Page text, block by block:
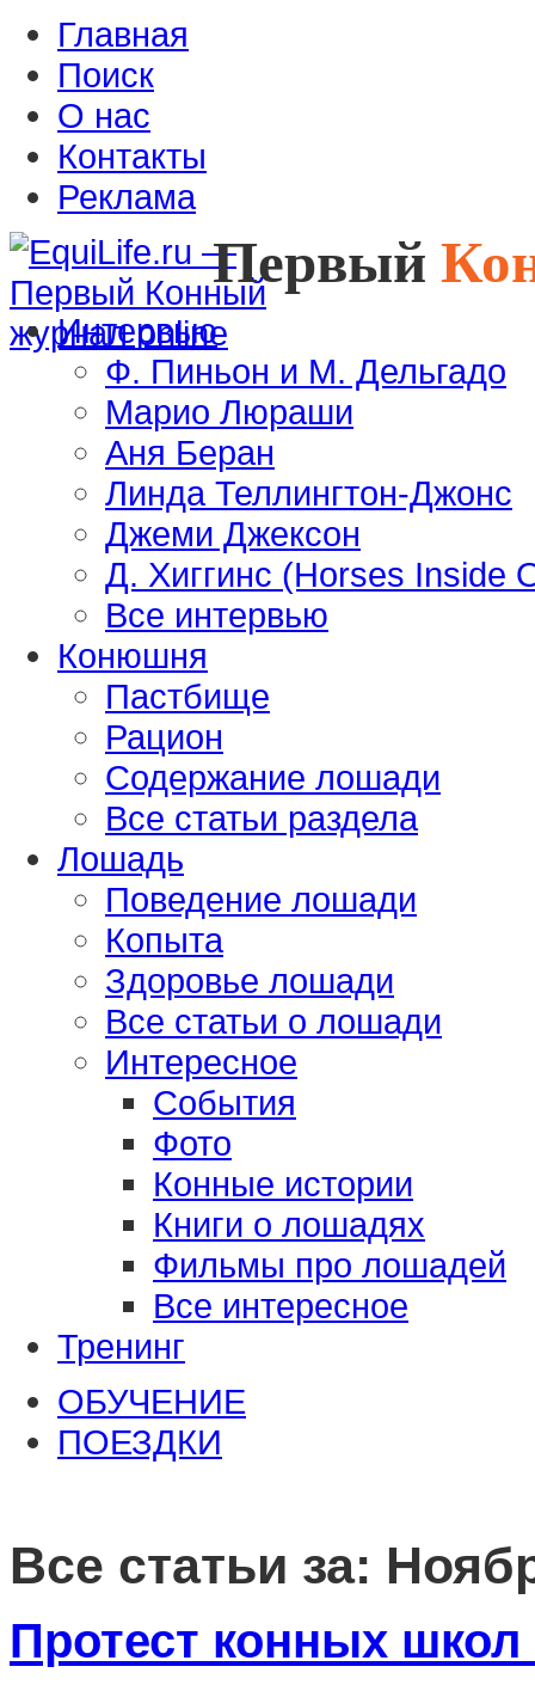
Главная
Поиск
О нас
Контакты
Реклама
Первый
Интервью
Ф. Пиньон и М. Дельгадо
Марио Люраши
Аня Беран
Линда Теллингтон-Джонс
Джеми Джексон
Д. Хиггинс (Horses Inside
Все интервью
Конюшня
Пастбище
Рацион
Содержание лошади
Все статьи раздела
Лошадь
Поведение лошади
Копыта
Здоровье лошади
Все статьи о лошади
Интересное
События
Фото
Конные истории
Книги о лошадях
Фильмы про лошадей
Все интересное
Тренинг
ОБУЧЕНИЕ
ПОЕЗДКИ
Все статьи за:
Протест конных